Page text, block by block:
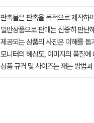
판촉물은 판촉을 목적으로 제작하
일반상품으로 판매는 신중히 판단
제공되는 상품의 사진은 이해를
모니터의 해상도, 이미지의 품질
상품 규격 및 사이즈는 재는 방법